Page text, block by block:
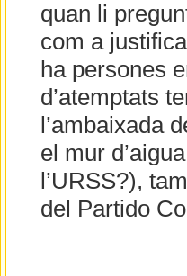
quan li
com a
ha persones
d’atemptats
l’ambaixada
el mur
l’URSS?),
del Partido